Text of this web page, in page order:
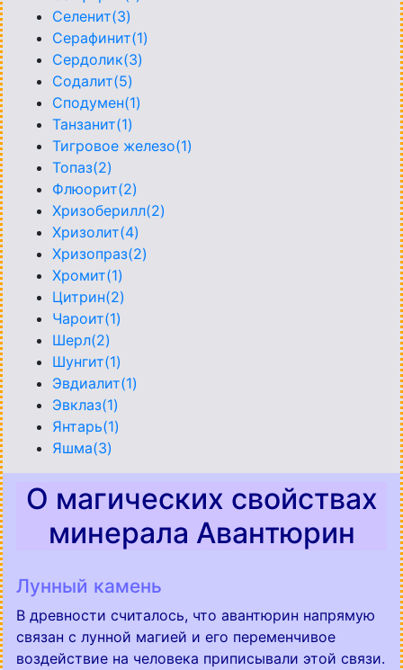
Селенит(3)
Серафинит(1)
Сердолик(3)
Содалит(5)
Сподумен(1)
Танзанит(1)
Тигровое железо(1)
Топаз(2)
Флюорит(2)
Хризоберилл(2)
Хризолит(4)
Хризопраз(2)
Хромит(1)
Цитрин(2)
Чароит(1)
Шерл(2)
Шунгит(1)
Эвдиалит(1)
Эвклаз(1)
Янтарь(1)
Яшма(3)
О магических свойствах
минерала Авантюрин
Лунный камень
В древности считалось, что авантюрин напрямую
связан с лунной магией и его переменчивое
воздействие на человека приписывали этой связи.